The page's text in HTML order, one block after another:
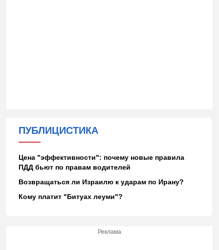
ПУБЛИЦИСТИКА
Цена "эффективности": почему новые правила
ПДД бьют по правам водителей
Возвращаться ли Израилю к ударам по Ирану?
Кому платит "Битуах леуми"?
Реклама